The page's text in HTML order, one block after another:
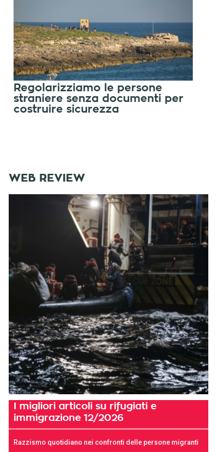
Regolarizziamo le persone
straniere senza documenti per
costruire sicurezza
WEB REVIEW
I migliori articoli su rifugiati e
immigrazione 12/2026
Razzismo quotidiano nei confronti delle persone migranti